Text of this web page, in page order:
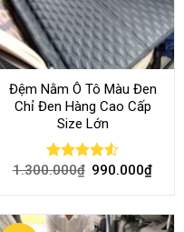
Đệm Nằm Ô Tô Màu Đen
Chỉ Đen Hàng Cao Cấp
Size Lớn
Rated 4.54
1.300.000₫ 990.000₫